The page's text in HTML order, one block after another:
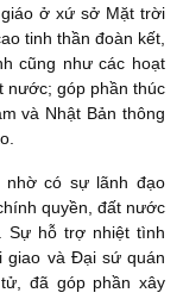
ở xứ sở Mặt trời
tinh thần đoàn kết,
cũng như các hoạt
nước; góp phần thúc
và Nhật Bản thông
có sự lãnh đạo
quyền, đất nước
Sự hỗ trợ nhiệt tình
giao và Đại sứ quán
đã góp phần xây